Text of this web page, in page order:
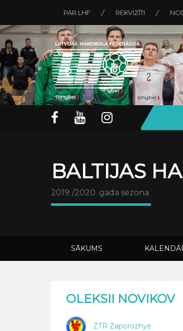
PAR LHF REKVIZĪTI
BALTIJAS
2019./2020. gada sezona
SĀKUMS
OLEKSII NOVIKOV
ZTR Zaporozhye